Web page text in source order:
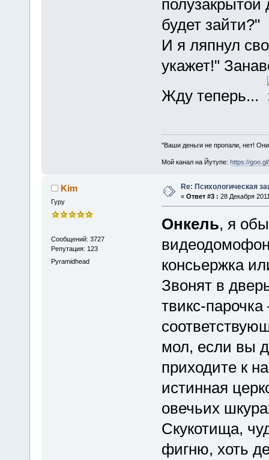
будет зайти?"
И я ляпнул
укажет!"
Жду теперь...
"Ваши деньги не пропали, нет!
Мой канал на Йутупе: https://
Kim
Гуру
Сообщений: 3727
Репутация: 123
Pyramidhead
Re: Психологическая
« Ответ #3 : 28 Декабря
Онкель, я
консьержка
Звонят в
твикс-
мол, если вы
приходите к
истинная
овечьих
Скукотища,
фигню, хоть